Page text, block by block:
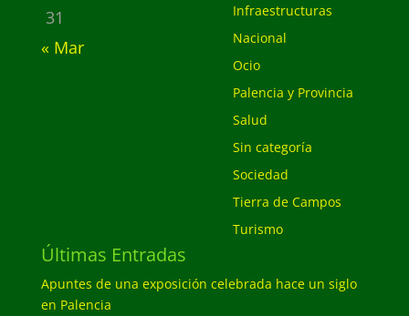
31
« Mar
Infraestructuras
Nacional
Ocio
Palencia y Provincia
Salud
Sin categoría
Sociedad
Tierra de Campos
Turismo
Últimas Entradas
Apuntes de una exposición celebrada hace un siglo
en Palencia